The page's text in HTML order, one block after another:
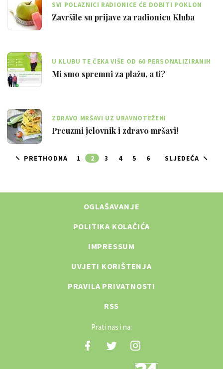
SVI POLAZNICI RADIONICE ĆE DOBITI POKLON
PAKETE POLLEO SPORTA
Završile su prijave za radionicu Kluba
U KLUBU TE ČEKA VIŠE OD 60 PERSONALIZIRANIH
JELOVNIKA UZ KOJE ĆEŠ MRŠAVJETI
Mi smo spremni za plažu, a ti?
ZDRAVO MRŠAVI UZ URAVNOTEŽENI
DETOKSIKACIJSKI JELOVNIK
Preuzmi jelovnik i zdravo mršavi!
PRETHODNA 1 2 3 4 5 6 SLJEDEĆA
OGLAŠAVANJE
POLITIKA KOLAČIĆA
IMPRESSUM
UVJETI KORIŠTENJA
PRAVILA PRIVATNOSTI
RSS
Prati nas i na: